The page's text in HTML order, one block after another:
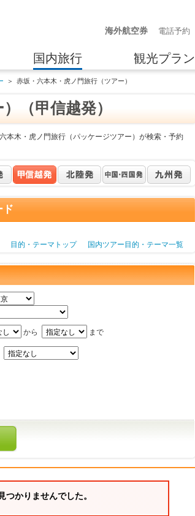
海外航空券
電話予約
国内旅行 観光プラン
＞ 赤坂・六本木・虎ノ門旅行（ツアー）
（甲信越発）
本木・虎ノ門旅行（パッケージツアー）が検索・予約
ド
目的・テーマトップ
国内ツアー目的・テーマ一覧
から まで
かりませんでした。